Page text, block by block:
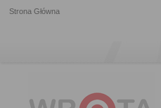
Strona Główna